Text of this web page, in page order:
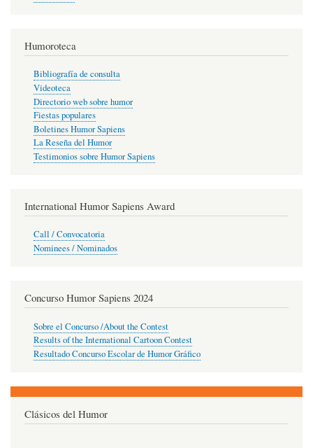
Humoroteca
Bibliografía de consulta
Videoteca
Directorio web sobre humor
Fiestas populares
Boletines Humor Sapiens
La Reseña del Humor
Testimonios sobre Humor Sapiens
International Humor Sapiens Award
Call / Convocatoria
Nominees / Nominados
Concurso Humor Sapiens 2024
Sobre el Concurso /About the Contest
Results of the International Cartoon Contest
Resultado Concurso Escolar de Humor Gráfico
Clásicos del Humor